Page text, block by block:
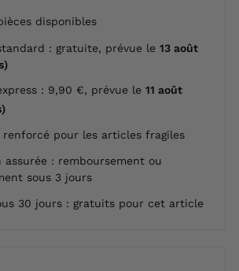
disponibles
: gratuite, prévue le 13 août
: 9,90 €, prévue le 11 août
renforcé pour les articles fragiles
assurée : remboursement ou
sous 3 jours
30 jours : gratuits pour cet article